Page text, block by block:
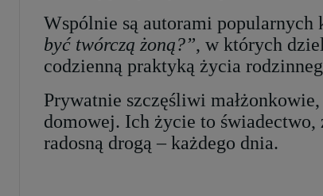
Wspólnie są autorami popularnych
być twórczą żoną?”, w których
codzienną praktyką życia
Prywatnie szczęśliwi
domowej. Ich życie to świadectwo,
radosną drogą – każdego dnia.